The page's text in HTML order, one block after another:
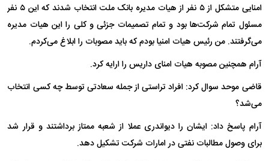
امنایی متشکل از ۵ نفر از هیات مدیره بانک ملت انتخاب شدند که این ۵ نفر
مسئول تمام شرکت‌ها بود و تمام تصمیمات جزئی و کلی را این هیات مدیره
می‌گرفتند. من رئیس هیات امنیا بودم که باید مصوبات را ابلاغ می‌کردم.
آرام همچنین مصوبه هیات امنای داریس را ارایه کرد.
قاضی موحد سوال کرد: افراد تراستی از جمله سعادتی توسط چه کسی انتخاب
می‌شد؟
آرام پاسخ داد: ایشان را دیواندری عملا از شعبه ممتاز برداشتند و قرار شد
برای وصول مطالبات نفتی در امارات شرکت تشکیل دهد.